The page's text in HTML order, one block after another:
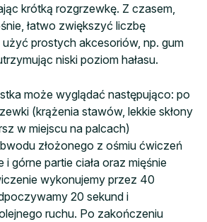
krótką rozgrzewkę. Z czasem,
łatwo zwiększyć liczbę
prostych akcesoriów, np. gum
niski poziom hałasu.
może wyglądać następująco: po
(krążenia stawów, lekkie skłony
w miejscu na palcach)
złożonego z ośmiu ćwiczeń
górne partie ciała oraz mięśnie
wykonujemy przez 40
20 sekund i
ruchu. Po zakończeniu